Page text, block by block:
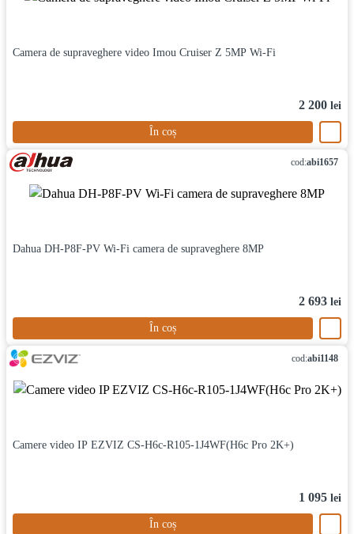
Camera de supraveghere video Imou Cruiser Z 5MP Wi-Fi
2 200 lei
În coș
cod:abi1657
Dahua DH-P8F-PV Wi-Fi camera de supraveghere 8MP
2 693 lei
În coș
cod:abi1148
Camere video IP EZVIZ CS-H6c-R105-1J4WF(H6c Pro 2K+)
1 095 lei
În coș